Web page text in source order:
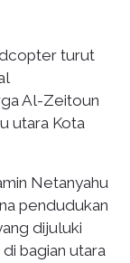
turut
Al-Zeitoun
utara Kota
Netanyahu
pendudukan
dijuluki
bagian utara